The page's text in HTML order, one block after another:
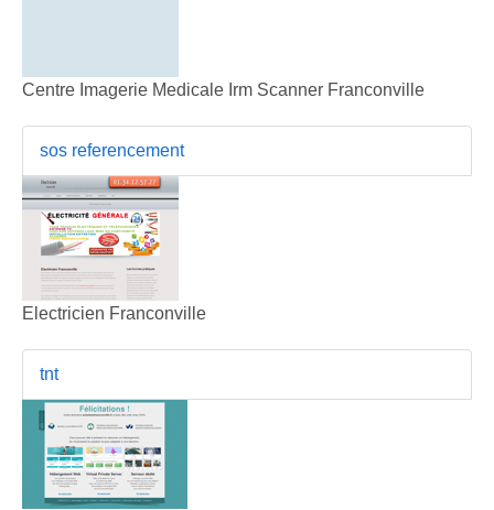
Centre Imagerie Medicale Irm Scanner Franconville
sos referencement
Electricien Franconville
tnt